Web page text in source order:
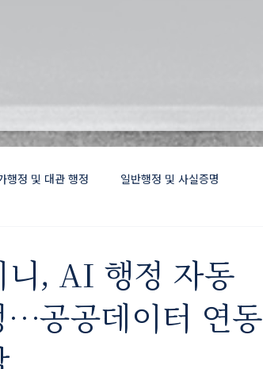
행정 및 대관 행정 일반행정 및 사실증명
니, AI 행정 자동
…공공데이터 연동